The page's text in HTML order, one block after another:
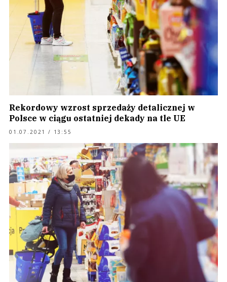
Rekordowy wzrost sprzedaży detalicznej w
Polsce w ciągu ostatniej dekady na tle UE
01.07.2021 / 13:55